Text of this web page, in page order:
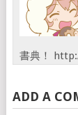
書典！
ADD A